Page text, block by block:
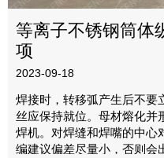
等离子不锈钢筒体
项
2023-09-18
焊接时，转移弧产生后不要
丝应保持就位。母材熔化并
焊机。对焊缝和焊嘴的中心
编建议偏差尽量小，否则会